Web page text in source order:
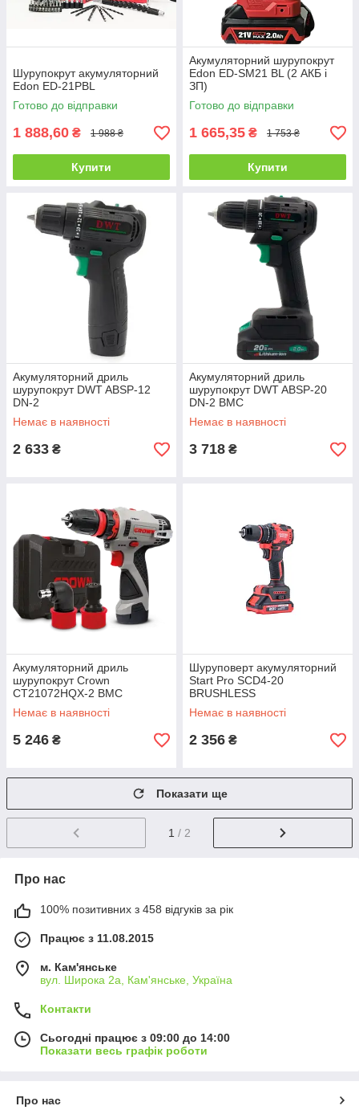
Шурупокрут акумуляторний
Edon ED-21PBL
Готово до відправки
1 888,60 ₴ 1 988 ₴
Купити
Акумуляторний шурупокрут
Edon ED-SM21 BL (2 АКБ і
ЗП)
Готово до відправки
1 665,35 ₴ 1 753 ₴
Купити
Акумуляторний дриль
шурупокрут DWT ABSP-12
DN-2
Немає в наявності
2 633 ₴
Акумуляторний дриль
шурупокрут DWT ABSP-20
DN-2 BMC
Немає в наявності
3 718 ₴
Акумуляторний дриль
шурупокрут Crown
CT21072HQX-2 BMC
Немає в наявності
5 246 ₴
Шуруповерт акумуляторний
Start Pro SCD4-20
BRUSHLESS
Немає в наявності
2 356 ₴
Показати ще
1 / 2
Про нас
100% позитивних з 458 відгуків за рік
Працює з 11.08.2015
м. Кам'янське
вул. Широка 2а, Кам'янське, Україна
Контакти
Сьогодні працює з 09:00 до 14:00
Показати весь графік роботи
Про нас